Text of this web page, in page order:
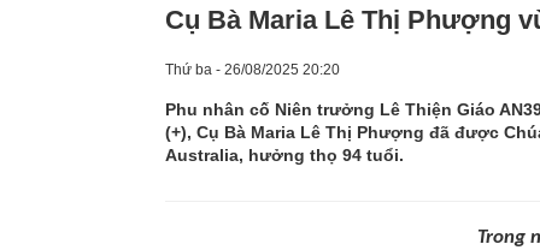
Cụ Bà Maria Lê Thị Phượng
Thứ ba - 26/08/2025 20:20
Phu nhân cố Niên trưởng Lê Thiện Giáo
(+), Cụ Bà Maria Lê Thị Phượng đã được
Australia, hưởng thọ 94 tuổi.
Trong